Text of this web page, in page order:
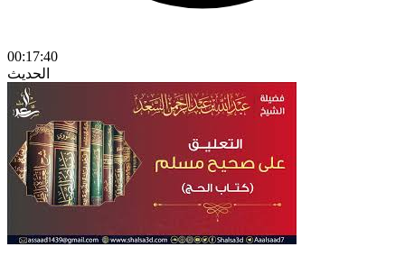
00:17:40
الحديث